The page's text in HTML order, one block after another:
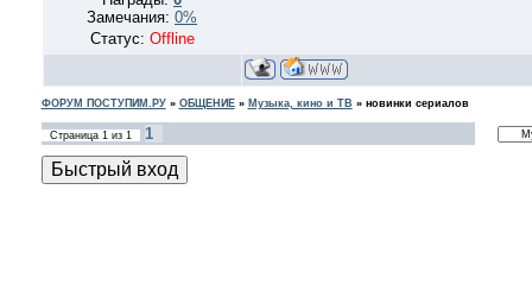
Замечания: 0%
Статус: Offline
ФОРУМ ПОСТУПИМ.РУ» ОБЩЕНИЕ» Музыка, кино и ТВ » новинки сериалов
Страница 1из 1 1